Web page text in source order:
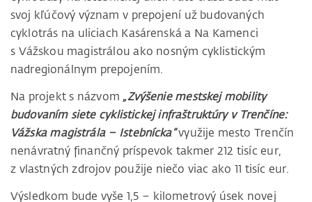
svoj kľúčový význam v prepojení už budovaných
cyklotrás na uliciach Kasárenská a Na Kamenci
s Vážskou magistrálou ako nosným cyklistickým
nadregionálnym prepojením.
Na projekt s názvom „Zvýšenie mestskej mobility
budovaním siete cyklistickej infraštruktúry v Trenčíne:
Vážska magistrála – Istebnícka“využije mesto Trenčín
nenávratný finančný príspevok takmer 212 tisíc eur,
z vlastných zdrojov použije niečo viac ako 11 tisíc eur.
Výsledkom bude vyše 1,5 – kilometrový úsek novej